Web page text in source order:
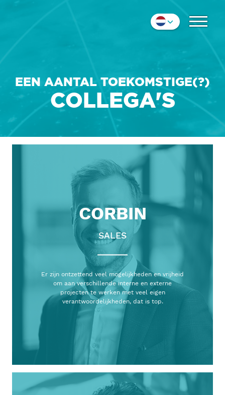
COLLEGA'S
CONTACT
EEN AANTAL TOEKOMSTIGE(?)
COLLEGA'S
CORBIN
SALES
Er zijn ontzettend veel mogelijkheden en vrijheid
om aan verschillende interne en externe
projecten te werken met veel eigen
verantwoordelijkheden, dat is top.